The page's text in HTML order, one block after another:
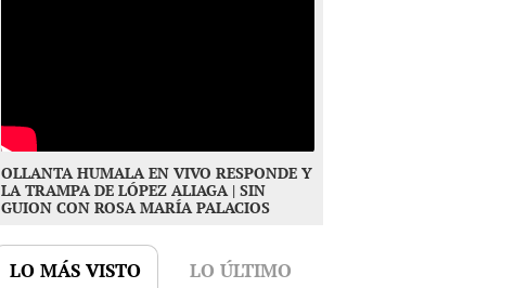
OLLANTA HUMALA EN VIVO RESPONDE Y
LA TRAMPA DE LÓPEZ ALIAGA | SIN
GUION CON ROSA MARÍA PALACIOS
LO MÁS VISTO LO ÚLTIMO